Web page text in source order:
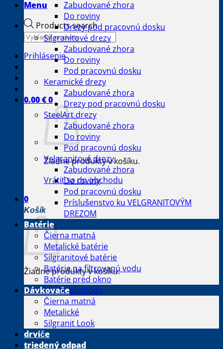
Menu
Products search
Prihlásenie
0.00€0
Žiadne produkty v košíku.
Vrátiť sa do obchodu
0
Košík
Žiadne produkty v košíku.
Vrátiť sa do obchodu
Zabudované zhora
Do roviny
Drezy pod pracovnú dosku
Silgranitové drezy
Zabudované zhora
Do roviny
Pod pracovnú dosku
Keramické drezy
Zabudované zhora
Drezy pod pracovnú dosku
SteelArt drezy
Zabudované zhora
Do roviny
Pod pracovnú dosku
Velgranitové drezy
Zabudované zhora
Do roviny
Pod pracovnú dosku
Príslušenstvo ku VELGRANITOVÝM
DREZOM
Batérie
Čierna matná
Metalické batérie
Silgranitové batérie
Batérie na filtrovanú vodu
Batérie pred okno
Dávkovače
Čierna matná
Metalické
Silgranit Look
drviče
triedený odpad